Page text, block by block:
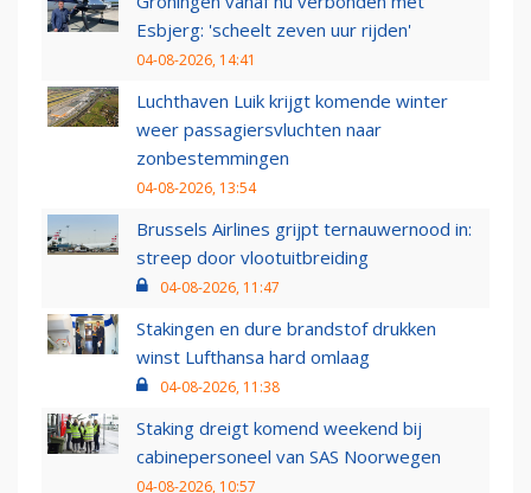
Esbjerg: 'scheelt zeven uur rijden'
04-08-2026, 14:41
Luchthaven Luik krijgt komende winter
weer passagiersvluchten naar
zonbestemmingen
04-08-2026, 13:54
Brussels Airlines grijpt ternauwernood in:
streep door vlootuitbreiding
04-08-2026, 11:47
Stakingen en dure brandstof drukken
winst Lufthansa hard omlaag
04-08-2026, 11:38
Staking dreigt komend weekend bij
cabinepersoneel van SAS Noorwegen
04-08-2026, 10:57